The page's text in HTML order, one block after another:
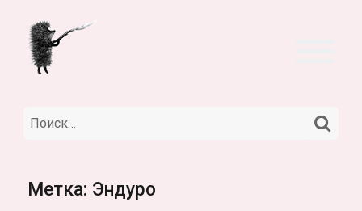
Искать:
Метка: Эндуро